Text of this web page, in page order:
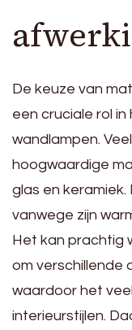
De keuze van
een cruciale rol
wandlampen.
hoogwaardige
glas en keramiek.
vanwege zijn
Het kan prachtig
om verschillende
waardoor het
interieurstijlen.